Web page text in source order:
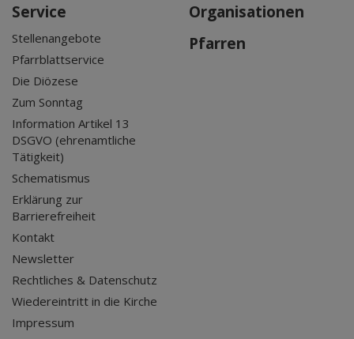
Service
Stellenangebote
Pfarrblattservice
Die Diözese
Zum Sonntag
Information Artikel 13
DSGVO (ehrenamtliche
Tätigkeit)
Schematismus
Erklärung zur
Barrierefreiheit
Kontakt
Newsletter
Rechtliches & Datenschutz
Wiedereintritt in die Kirche
Impressum
Organisationen
Pfarren